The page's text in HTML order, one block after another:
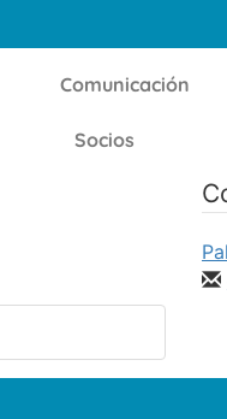
Comunicación
Socios